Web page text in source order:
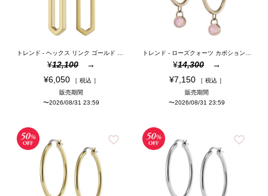
¥12,100
¥6,050
税込
販売期間
〜2026/08/31 23:59
¥14,300
¥7,150
税込
販売期間
〜2026/08/31 23:59